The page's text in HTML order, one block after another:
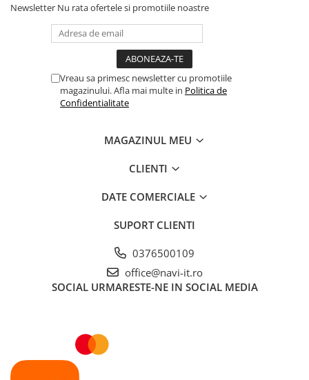
Newsletter Nu rata ofertele si promotiile noastre
Vreau sa primesc newsletter cu promotiile
magazinului. Afla mai multe in Politica de
Confidentialitate
MAGAZINUL MEU
CLIENTI
DATE COMERCIALE
SUPORT CLIENTI
0376500109
office@navi-it.ro
SOCIAL URMARESTE-NE IN SOCIAL MEDIA